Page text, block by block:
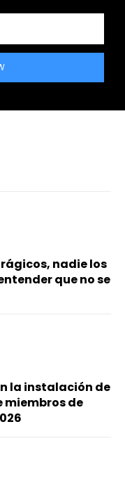
nadie los
que no se
la instalación de
miembros de